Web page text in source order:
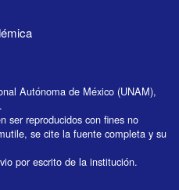
Autónoma de México (UNAM),
ser reproducidos con fines no
se cite la fuente completa y su
por escrito de la institución.